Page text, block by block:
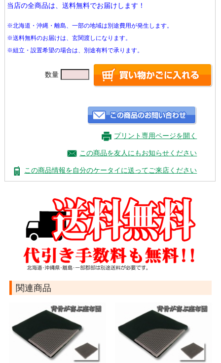
当店の全商品は、送料無料でお届けします！
※北海道・沖縄・離島、一部の地域は別途費用が発生します。
※送料無料のお届けは、玄関渡しになります。
※組立・設置希望の場合は、別途有料で承ります。
数量
プリント専用ページを開く
この商品を友人にもお知らせください
この商品情報を自分のケータイに送ってご来店ください
関連商品